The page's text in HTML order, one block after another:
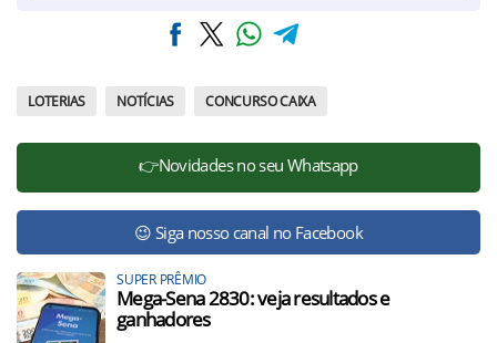
LOTERIAS NOTÍCIAS CONCURSO CAIXA
👉Novidades no seu Whatsapp
😉 Siga nosso canal no Facebook
SUPER PRÊMIO
Mega-Sena 2830: veja resultados e
ganhadores